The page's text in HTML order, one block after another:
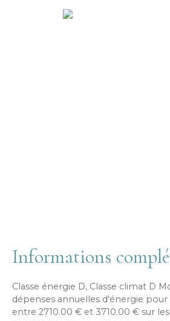
Informations
Classe énergie D, Classe climat D
dépenses annuelles d'énergie pour
entre 2710.00 € et 3710.00 € sur les